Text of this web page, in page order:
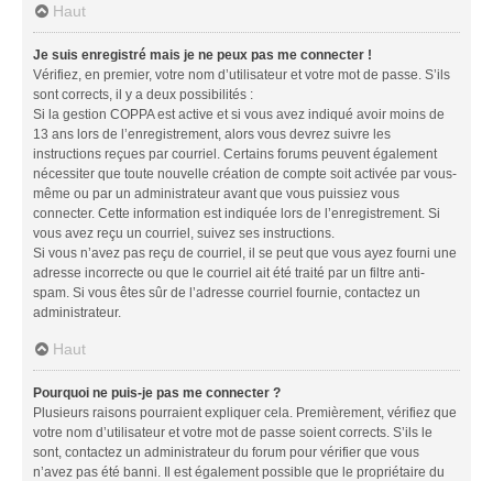
Haut
Je suis enregistré mais je ne peux pas me connecter !
Vérifiez, en premier, votre nom d’utilisateur et votre mot de passe. S’ils
sont corrects, il y a deux possibilités :
Si la gestion COPPA est active et si vous avez indiqué avoir moins de
13 ans lors de l’enregistrement, alors vous devrez suivre les
instructions reçues par courriel. Certains forums peuvent également
nécessiter que toute nouvelle création de compte soit activée par vous-
même ou par un administrateur avant que vous puissiez vous
connecter. Cette information est indiquée lors de l’enregistrement. Si
vous avez reçu un courriel, suivez ses instructions.
Si vous n’avez pas reçu de courriel, il se peut que vous ayez fourni une
adresse incorrecte ou que le courriel ait été traité par un filtre anti-
spam. Si vous êtes sûr de l’adresse courriel fournie, contactez un
administrateur.
Haut
Pourquoi ne puis-je pas me connecter ?
Plusieurs raisons pourraient expliquer cela. Premièrement, vérifiez que
votre nom d’utilisateur et votre mot de passe soient corrects. S’ils le
sont, contactez un administrateur du forum pour vérifier que vous
n’avez pas été banni. Il est également possible que le propriétaire du